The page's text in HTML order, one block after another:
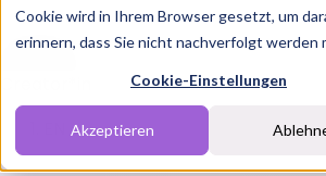
Cookie wird in Ihrem Browser gesetzt, um
erinnern, dass Sie nicht nachverfolgt werden
Cookie-Einstellungen
Akzeptieren